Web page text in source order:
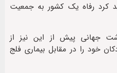
کرد رفاه یک کشور به جمعیت
جهانی پیش از این نیز از
خود را در مقابل بیماری فلج